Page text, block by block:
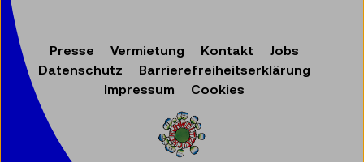
Presse Vermietung Kontakt
Jobs
Datenschutz
Barrierefreiheitserklärung
Impressum
Cookies